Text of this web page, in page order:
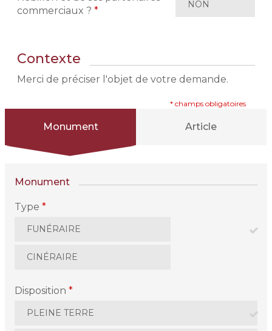
commerciaux ?*
NON
Contexte
Merci de préciser l'objet de votre demande.
* champs obligatoires
Monument Article
Monument
Type*
FUNÉRAIRE
CINÉRAIRE
Disposition*
PLEINE TERRE